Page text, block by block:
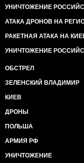
УНИЧТОЖЕНИЕ
АТАКА ДРОНОВ НА
РАКЕТНАЯ АТАКА НА
УНИЧТОЖЕНИЕ
ОБСТРЕЛ
ЗЕЛЕНСКИЙ ВЛАДИМИР
КИЕВ
ДРОНЫ
ПОЛЬША
АРМИЯ РФ
УНИЧТОЖЕНИЕ